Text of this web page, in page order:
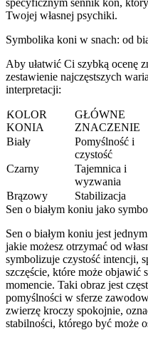
Twojej własnej psychiki.
Symbolika koni w snach: od
Aby ułatwić Ci szybką ocenę
zestawienie najczęstszych
interpretacji:
KOLOR
KONIA
GŁÓWNE
ZNACZENIE
Biały
Pomyślność i
czystość
Czarny
Tajemnica i
wyzwania
Brązowy Stabilizacja
Sen o białym koniu jako
Sen o białym koniu jest
jakie możesz otrzymać od
symbolizuje czystość intencji,
szczęście, które może objawić
momencie. Taki obraz jest
pomyślności w sferze
zwierzę kroczy spokojnie,
stabilności, którego być może